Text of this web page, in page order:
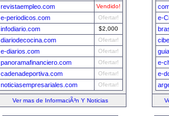
revistaempleo.com Vendido!
e-periodicos.com Ofertar!
infodiario.com $2,000
diariodecocina.com Ofertar!
e-diarios.com Ofertar!
panoramafinanciero.com Ofertar!
cadenadeportiva.com Ofertar!
noticiasempresariales.com Ofertar!
Ver mas de InformaciÃ³n Y Noticias
e-
e-
e-